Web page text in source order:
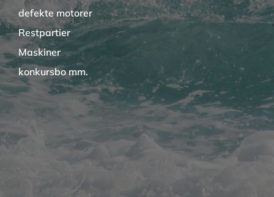
defekte motorer
Restpartier
Maskiner
konkursbo mm.